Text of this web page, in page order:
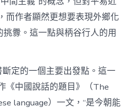
而作者顯然更想要表現外鄉化
挑釁。這一點與柄谷行人的用
定的一個主要出發點。這一
《中國說話的題目》（The
language）一文，“是今朝能